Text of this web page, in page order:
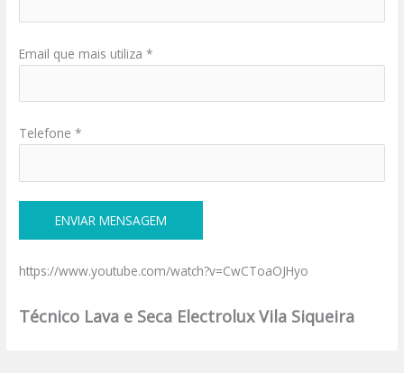
Email que mais utiliza *
Telefone *
https://www.youtube.com/watch?v=CwCToaOJHyo
Técnico Lava e Seca Electrolux Vila Siqueira